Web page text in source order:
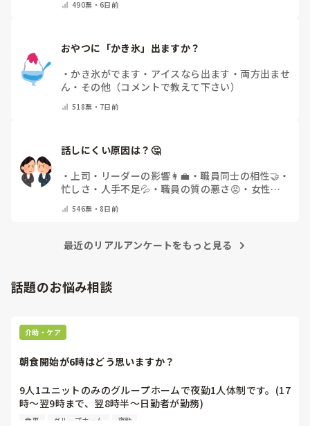
490票・ 6日前
おやつに「かき氷」出ますか？
・ かき氷がでます ・ アイスなら出ます ・両方出ませ
ん ・ その他（コメントで教えて下さい）
518票・ 7日前
話しにくい原因は？🤔
・上司・リーダーの影響👩‍💼 ・職員同士の相性🤝 ・
忙しさ・人手不足💦 ・ 職員の質の悪さ😡 ・ 女性職
員の割合の多さ👩👧
💭 ・その他(コメントで教えてください)
546票・ 8日前
最近のリアルアンケートをもっと見る
話題のお悩み相談
介助・ケア
朝食開始が6時はどう思いますか？
9人1ユニットのみのグループホームで夜勤1人体制です。(17
時〜翌9時まで、翌8時半〜日勤者が勤務)
朝食は夜勤者がご飯・汁物・主菜を作り、後片付け(食器洗
食事 グループホーム 夜勤